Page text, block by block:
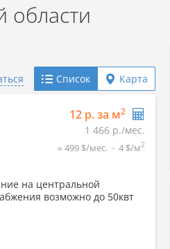
области
Список Карта
12 р. за м2
1 466 р./мес.
≈ 499 $/мес. 4 $/м2
на центральной
возможно до 50квт